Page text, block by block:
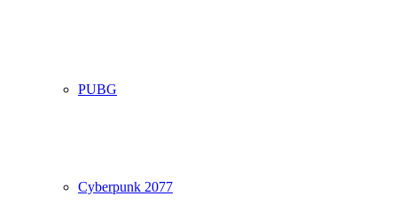
PUBG
Cyberpunk 2077